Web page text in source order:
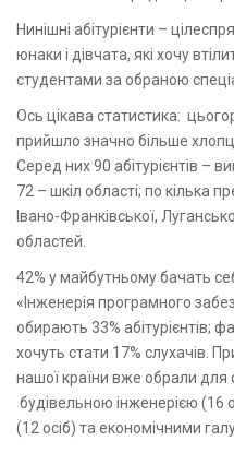
Нинішні абітурієнти –
юнаки і дівчата, які хочу
студентами за обраною
Ось цікава статистика:
прийшло значно більше
Серед них 90 абітурієнтів –
72 – шкіл області; по кілька
Івано-Франківської,
областей.
42% у майбутньому бачать
«Інженерія програмного
обирають 33% абітурієнтів;
хочуть стати 17% слухачів.
нашої країни вже обрали для
будівельною інженерією (16
(12 осіб) та економічними